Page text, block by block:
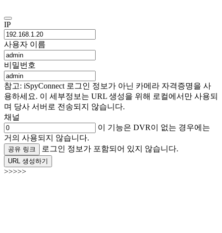
IP
사용자 이름
비밀번호
참고: iSpyConnect 로그인 정보가 아닌 카메라 자격증명을 사
용하세요. 이 세부정보는 URL 생성을 위해 로컬에서만 사용되
며 당사 서버로 전송되지 않습니다.
채널
이 기능은 DVR이 없는 경우에는
거의 사용되지 않습니다.
공유 링크 로그인 정보가 포함되어 있지 않습니다.
URL 생성하기
>>>>>